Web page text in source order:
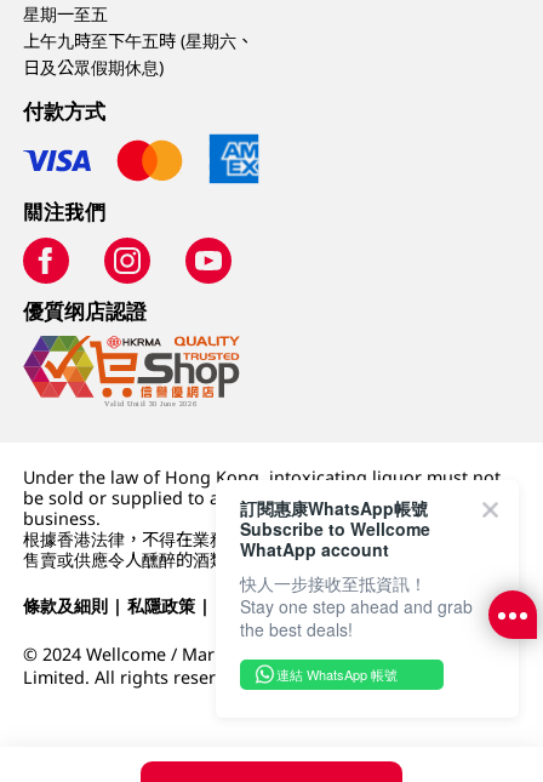
星期一至五
上午九時至下午五時 (星期六、
日及公眾假期休息)
付款方式
關注我們
優質纲店認證
Under the law of Hong Kong, intoxicating liquor must not
be sold or supplied to a minor (under 18) in the course of
business.
根據香港法律，不得在業務過程中，向未成年人 (18 歲以下人士)
售賣或供應令人醺醉的酒類。
條款及細則 |私隱政策 | DFI零售集團
© 2024 Wellcome / Market Place. The Dairy Farm Company
Limited. All rights reserved.
訂閱惠康WhatsApp帳號
Subscribe to Wellcome
WhatApp account
快人一步接收至抵資訊！
Stay one step ahead and grab
the best deals!
連結 WhatsApp 帳號